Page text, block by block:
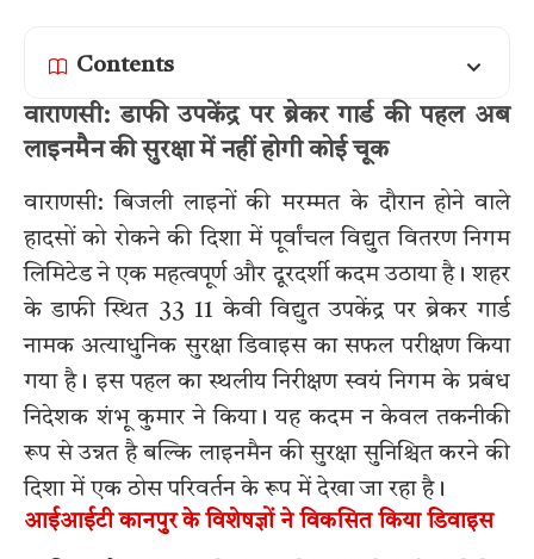
Contents
वाराणसी: डाफी उपकेंद्र पर ब्रेकर गार्ड की पहल अब
लाइनमैन की सुरक्षा में नहीं होगी कोई चूक
वाराणसी: बिजली लाइनों की मरम्मत के दौरान होने वाले
हादसों को रोकने की दिशा में पूर्वांचल विद्युत वितरण निगम
लिमिटेड ने एक महत्वपूर्ण और दूरदर्शी कदम उठाया है। शहर
के डाफी स्थित 33 11 केवी विद्युत उपकेंद्र पर ब्रेकर गार्ड
नामक अत्याधुनिक सुरक्षा डिवाइस का सफल परीक्षण किया
गया है। इस पहल का स्थलीय निरीक्षण स्वयं निगम के प्रबंध
निदेशक शंभू कुमार ने किया। यह कदम न केवल तकनीकी
रूप से उन्नत है बल्कि लाइनमैन की सुरक्षा सुनिश्चित करने की
दिशा में एक ठोस परिवर्तन के रूप में देखा जा रहा है।
आईआईटी कानपुर के विशेषज्ञों ने विकसित किया डिवाइस